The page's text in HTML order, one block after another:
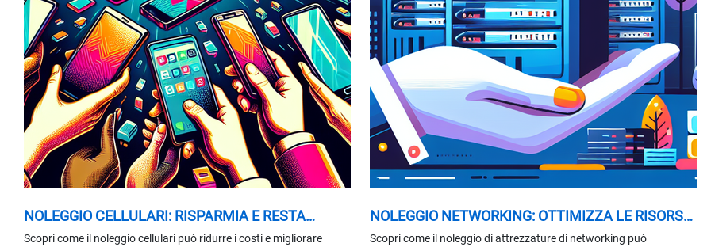
NOLEGGIO CELLULARI: RISPARMIA E RESTA
COMPETITIVO
Scopri come il noleggio cellulari può ridurre i costi e migliorare
NOLEGGIO NETWORKING: OTTIMIZZA LE RISORSE
DELLA TUA PMI
Scopri come il noleggio di attrezzature di networking può